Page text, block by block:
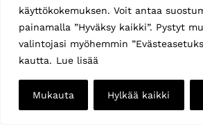
käyttökokemuksen. Voit antaa
painamalla ”Hyväksy kaikki”. Pystyt
valintojasi myöhemmin
kautta. Lue lisää
Mukauta Hylkää kaikki